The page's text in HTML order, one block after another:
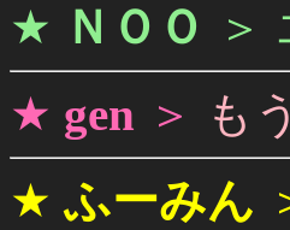
★ ＮＯＯ ＞
★ gen ＞
も
★ふーみん